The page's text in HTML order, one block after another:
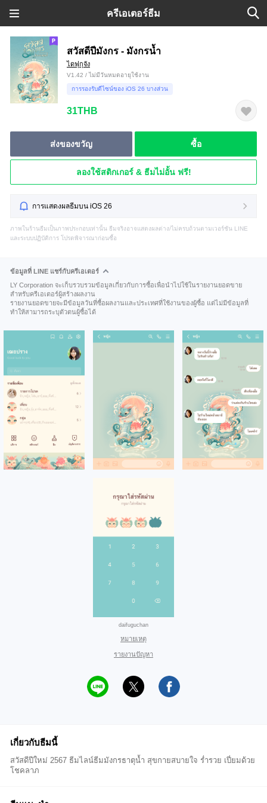
ครีเอเตอร์ธีม
สวัสดีปีมังกร - มังกรน้ำ
ไดฟุกุจัง
V1.42 / ไม่มีวันหมดอายุใช้งาน
การรองรับดีไซน์ของ iOS 26 บางส่วน
31THB
ส่งของขวัญ ซื้อ
ลองใช้สติกเกอร์ & ธีมไม่อั้น ฟรี!
การแสดงผลธีมบน iOS 26
ภาพในร้านธีมเป็นภาพประกอบเท่านั้น ธีมจริงอาจแสดงผลต่าง/ไม่ครบถ้วนตามเวอร์ชัน LINE
และระบบปฏิบัติการ โปรดพิจารณาก่อนซื้อ
ข้อมูลที่ LINE แชร์กับครีเอเตอร์
LY Corporation จะเก็บรวบรวมข้อมูลเกี่ยวกับการซื้อเพื่อนำไปใช้ในรายงานยอดขาย
สำหรับครีเอเตอร์ผู้สร้างผลงาน
รายงานยอดขายจะมีข้อมูลวันที่ซื้อผลงานและประเทศที่ใช้งานของผู้ซื้อ แต่ไม่มีข้อมูลที่
ทำให้สามารถระบุตัวตนผู้ซื้อได้
daifuguchan
หมายเหตุ
รายงานปัญหา
เกี่ยวกับธีมนี้
สวัสดีปีใหม่ 2567 ธีมไลน์ธีมมังกรธาตุน้ำ สุขกายสบายใจ ร่ำรวย เปี่ยมด้วย
โชคลาภ